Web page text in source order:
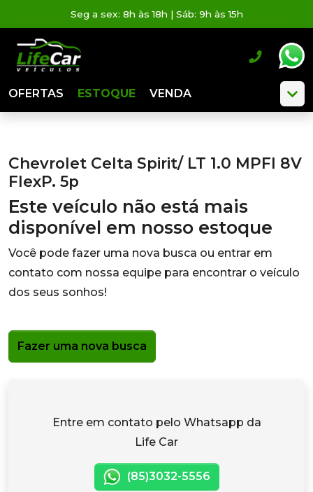
Seg a sex: 8h às 18h | Sáb: 9h às 15h
OFERTAS ESTOQUE VENDA
Chevrolet Celta Spirit/ LT 1.0 MPFI 8V
FlexP. 5p
Este veículo não está mais
disponível em nosso estoque
Você pode fazer uma nova busca ou entrar em
contato com nossa equipe para encontrar o veículo
dos seus sonhos!
Fazer uma nova busca
Entre em contato pelo Whatsapp da
Life Car
(85)3032-5556